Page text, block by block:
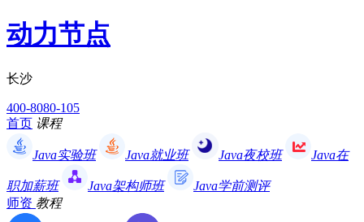
动力节点
长沙
400-8080-105
首页 课程
Java实验班 Java就业班 Java夜校班 Java在
职加薪班 Java架构师班
Java学前测评
师资 教程